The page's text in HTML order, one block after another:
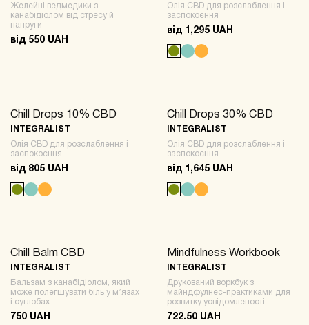
Желейні ведмедики з
канабідіолом від стресу й
напруги
від 550 UAH
Олія CBD для розслаблення і
заспокоєння
від 1,295 UAH
-30% BESTSELLER
Chill Drops 10% CBD
INTEGRALIST
Олія CBD для розслаблення і
заспокоєння
від 805 UAH
-30% BESTSELLER
Chill Drops 30% CBD
INTEGRALIST
Олія CBD для розслаблення і
заспокоєння
від 1,645 UAH
BESTSELLER
Chill Balm CBD
INTEGRALIST
Бальзам з канабідіолом, який
може полегшувати біль у мʼязах
і суглобах
750 UAH
-15% BESTSELLER
Mindfulness Workbook
INTEGRALIST
Друкований воркбук з
майндфулнес-практиками для
розвитку усвідомленості
722.50 UAH